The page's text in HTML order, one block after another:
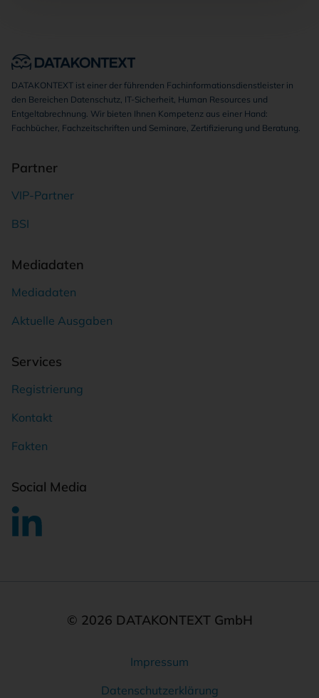
DATAKONTEXT ist einer der führenden Fachinformationsdienstleister in
den Bereichen Datenschutz, IT-Sicherheit, Human Resources und
Entgeltabrechnung. Wir bieten Ihnen Kompetenz aus einer Hand:
Fachbücher, Fachzeitschriften und Seminare, Zertifizierung und Beratung.
Partner
VIP-Partner
BSI
Mediadaten
Mediadaten
Aktuelle Ausgaben
Services
Registrierung
Kontakt
Fakten
Social Media
© 2026 DATAKONTEXT GmbH
Impressum
Datenschutzerklärung